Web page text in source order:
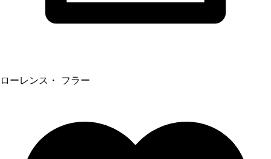
ローレンス・ フラー